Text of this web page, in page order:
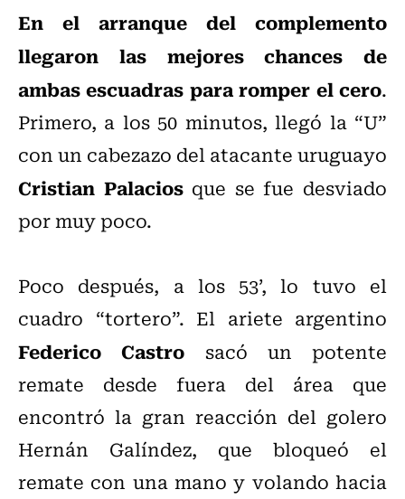
En el arranque del complemento
llegaron las mejores chances de
ambas escuadras para romper el cero.
Primero, a los 50 minutos, llegó la “U”
con un cabezazo del atacante uruguayo
Cristian Palaciosque se fue desviado
por muy poco.
Poco después, a los 53’, lo tuvo el
cuadro “tortero”. El ariete argentino
Federico Castro sacó un potente
remate desde fuera del área que
encontró la gran reacción del golero
Hernán Galíndez, que bloqueó el
remate con una mano y volando hacia